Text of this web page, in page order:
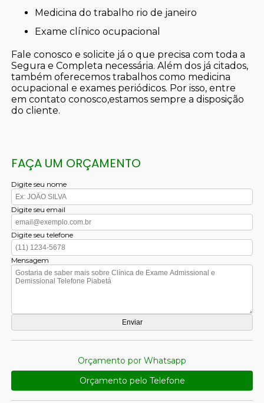
medicina do trabalho rio de janeiro
exame clínico ocupacional
Fale conosco e solicite já o que precisa com toda a
Segura e Completa necessária. Além dos já citados,
também oferecemos trabalhos como medicina
ocupacional e exames periódicos. Por isso, entre
em contato conosco,estamos sempre a disposição
do cliente.
FAÇA UM ORÇAMENTO
Digite seu nome
Digite seu email
Digite seu telefone
Mensagem
Orçamento por Whatsapp
Orçamento pelo Telefone